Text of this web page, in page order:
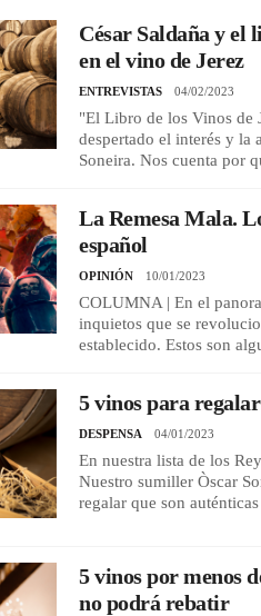
César Saldaña y el
en el vino de Jerez
ENTREVISTAS 04/02/2023
"El Libro de los Vinos de
despertado el interés y la
Soneira. Nos cuenta por
La Remesa Mala.
español
OPINIÓN 10/01/2023
COLUMNA | En el
inquietos que se
establecido. Estos son
5 vinos para
DESPENSA 04/01/2023
En nuestra lista de los
Nuestro sumiller Òscar
regalar que son
5 vinos por menos
no podrá rebatir